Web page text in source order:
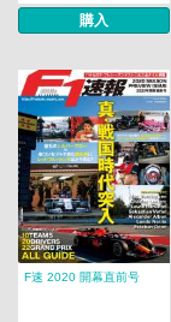
購入
F速 2020 開幕直前号